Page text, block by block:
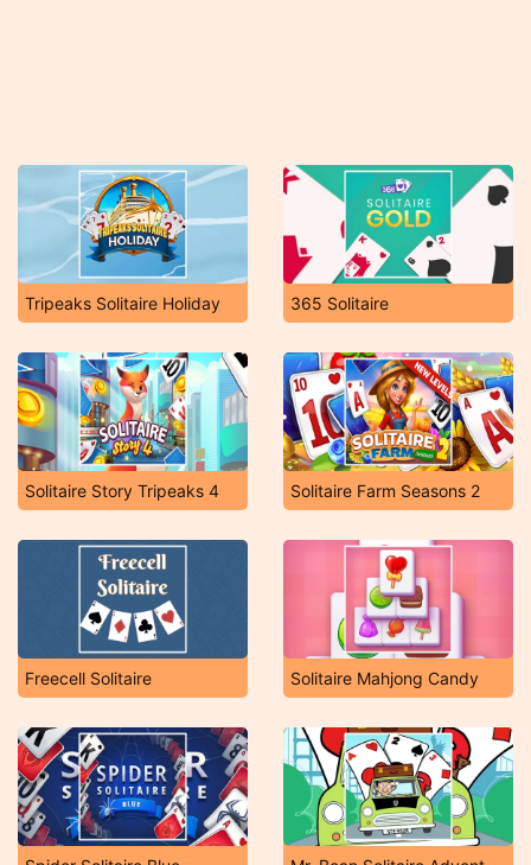
Tripeaks Solitaire Holiday 365 Solitaire
Solitaire Story Tripeaks 4 Solitaire Farm Seasons 2
Freecell Solitaire Solitaire Mahjong Candy